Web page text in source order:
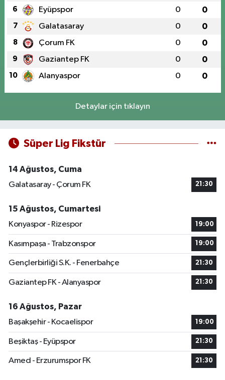
6 Eyüpspor 0 0
7 Galatasaray 0 0
8 Çorum FK 0 0
9 Gaziantep FK 0 0
10 Alanyaspor 0 0
Detaylar için tıklayın
Süper Lig Fikstür
14 Ağustos, Cuma
Galatasaray - Çorum FK
21:30
15 Ağustos, Cumartesi
Konyaspor - Rizespor
19:00
Kasımpaşa - Trabzonspor 19:00
Gençlerbirliği S.K. - Fenerbahçe 21:30
Gaziantep FK - Alanyaspor 21:30
16 Ağustos, Pazar
Başakşehir - Kocaelispor
19:00
Beşiktaş - Eyüpspor 21:30
Amed - Erzurumspor FK 21:30